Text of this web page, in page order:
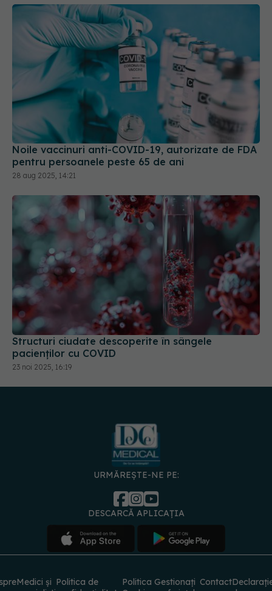
Noile vaccinuri anti-COVID-19, autorizate de FDA
pentru persoanele peste 65 de ani
28 aug 2025, 14:21
Structuri ciudate descoperite în sângele
pacienților cu COVID
23 noi 2025, 16:19
URMĂREȘTE-NE PE:
DESCARCĂ APLICAȚIA
Medici și Politica de
Politica Gestionați Contact